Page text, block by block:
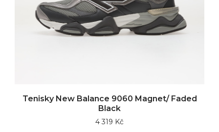
Tenisky New Balance 9060 Magnet/ Faded
Black
4 319 Kč